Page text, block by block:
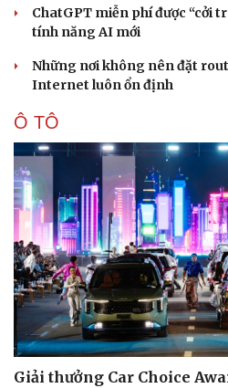
Phòng mạch online
Ăn sạch sống khỏe
ChatGPT miễn phí được “cởi
tính năng AI mới
Những nơi không nên đặt
Internet luôn ổn định
Ô TÔ
Giải thưởng Car Choice